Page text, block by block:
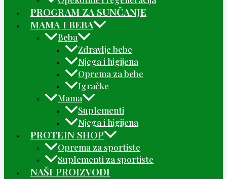
PROGRAM ZA SUNČANJE
MAMA I BEBA
Beba
Zdravlje bebe
Njega i higijena
Oprema za bebe
Igračke
Mama
Suplementi
Njega i higijena
PROTEIN SHOP
Oprema za sportiste
Suplementi za sportiste
NAŠI PROIZVODI